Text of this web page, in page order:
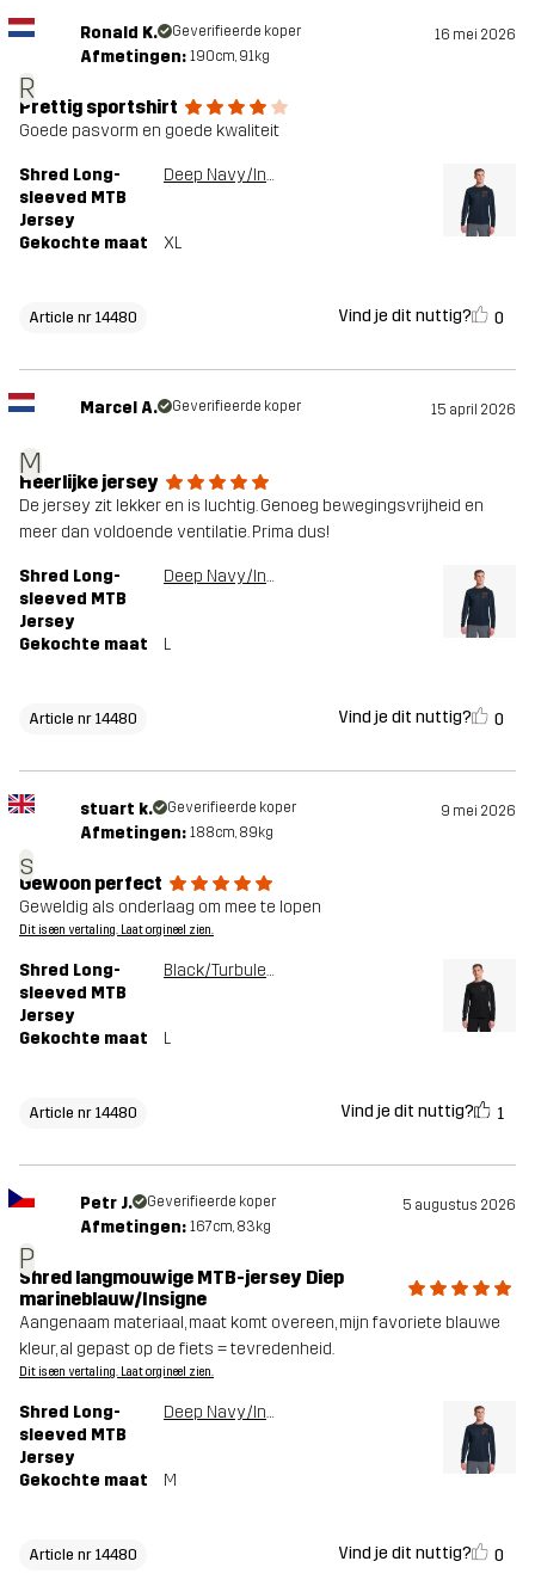
R
Ronald K. Geverifieerde koper 16 mei 2026
Afmetingen: 190cm, 91kg
Prettig sportshirt
Goede pasvorm en goede kwaliteit
Shred Long-
sleeved MTB
Jersey
Deep Navy/Insignia Blue
Gekochte maat XL
Article nr 14480 Vind je dit nuttig? 0
M
Marcel A. Geverifieerde koper 15 april 2026
Heerlijke jersey
De jersey zit lekker en is luchtig. Genoeg bewegingsvrijheid en
meer dan voldoende ventilatie. Prima dus!
Shred Long-
sleeved MTB
Jersey
Deep Navy/Insignia Blue
Gekochte maat L
Article nr 14480 Vind je dit nuttig? 0
s
stuart k. Geverifieerde koper 9 mei 2026
Afmetingen: 188cm, 89kg
Gewoon perfect
Geweldig als onderlaag om mee te lopen
Dit is een vertaling. Laat orgineel zien.
Shred Long-
sleeved MTB
Jersey
Black/Turbulence Blue
Gekochte maat L
Article nr 14480 Vind je dit nuttig? 1
P
Petr J. Geverifieerde koper 5 augustus 2026
Afmetingen: 167cm, 83kg
Shred langmouwige MTB-jersey Diep
marineblauw/Insigne
Aangenaam materiaal, maat komt overeen, mijn favoriete blauwe
kleur, al gepast op de fiets = tevredenheid.
Dit is een vertaling. Laat orgineel zien.
Shred Long-
sleeved MTB
Jersey
Deep Navy/Insignia Blue
Gekochte maat M
Article nr 14480 Vind je dit nuttig? 0